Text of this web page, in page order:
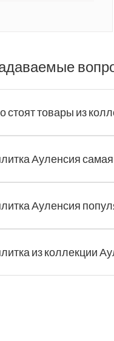
стоят товары из
Ауленсия
Ауленсия
из коллекции